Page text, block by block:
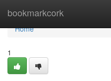
bookmarkcork
Home
Home
1